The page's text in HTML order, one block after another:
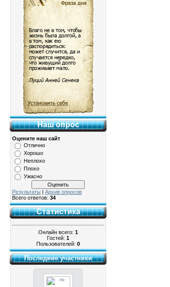
Наш опрос
Оцените наш сайт
Отлично
Хорошо
Неплохо
Плохо
Ужасно
Результаты | Архив опросов
Всего ответов: 34
Статистика
Онлайн всего: 1
Гостей: 1
Пользователей: 0
Последние участники